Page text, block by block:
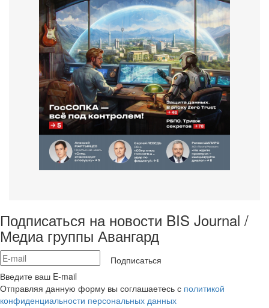
Подписаться на новости BIS Journal /
Медиа группы Авангард
Подписаться
Введите ваш E-mail
Отправляя данную форму вы соглашаетесь с политикой
конфиденциальности персональных данных